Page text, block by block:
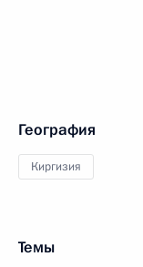
География
Киргизия
Темы